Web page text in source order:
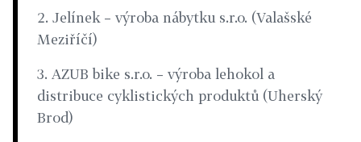
2. Jelínek – výroba nábytku s.r.o. (Valašské
Meziříčí)
3. AZUB bike s.r.o. – výroba lehokol a
distribuce cyklistických produktů (Uherský
Brod)